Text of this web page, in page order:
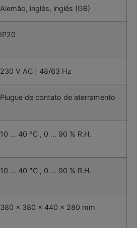
Alemão, inglês, inglês (GB)
IP20
230 V AC | 48/63 Hz
Plugue de contato de aterramento
10 … 40 °C , 0 … 90 % R.H.
10 … 40 °C , 0 … 90 % R.H.
380 x 380 x 440 x 280 mm